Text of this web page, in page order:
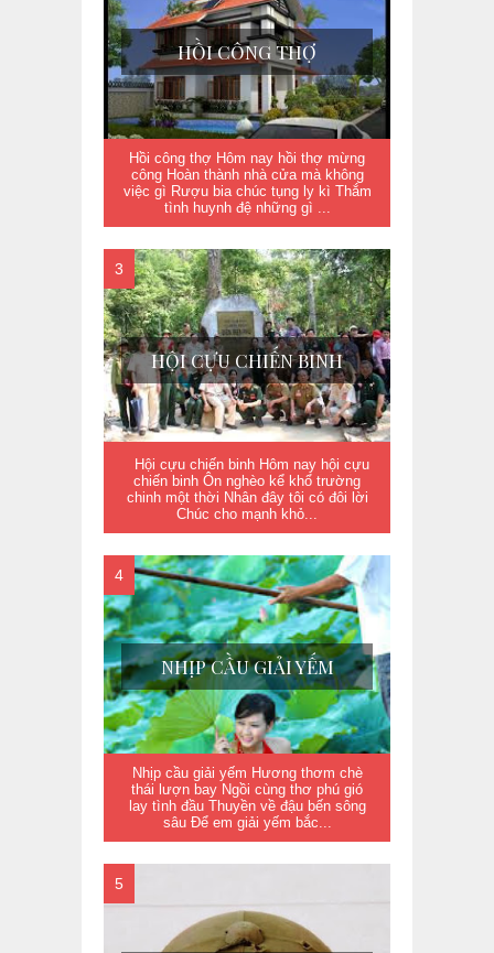
HỒI CÔNG THỢ
Hồi công thợ Hôm nay hồi thợ mừng
công Hoàn thành nhà cửa mà không
việc gì Rượu bia chúc tụng ly kì Thắm
tình huynh đệ những gì ...
HỘI CỰU CHIẾN BINH
Hội cựu chiến binh Hôm nay hội cựu
chiến binh Ôn nghèo kể khổ trường
chinh một thời Nhân đây tôi có đôi lời
Chúc cho mạnh khỏ...
NHỊP CẦU GIẢI YẾM
Nhịp cầu giải yếm Hương thơm chè
thái lượn bay Ngồi cùng thơ phú gió
lay tình đầu Thuyền về đậu bến sông
sâu Để em giải yếm bắc...